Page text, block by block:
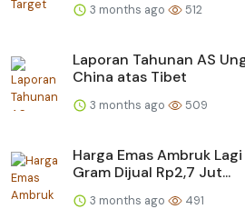
3 months ago 512
Laporan Tahunan AS
China atas Tibet
3 months ago 509
Harga Emas Ambruk
Gram Dijual Rp2,7 Jut...
3 months ago 491